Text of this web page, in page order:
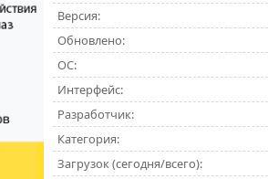
Версия:
Обновлено:
ОС:
Интерфейс:
Разработчик:
Категория:
Загрузок (сегодня/всего):